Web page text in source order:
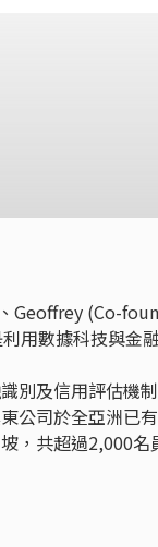
Geoffrey (Co-
用數據科技與金
別及信用評估機
公司於全亞洲已
，共超過2,000